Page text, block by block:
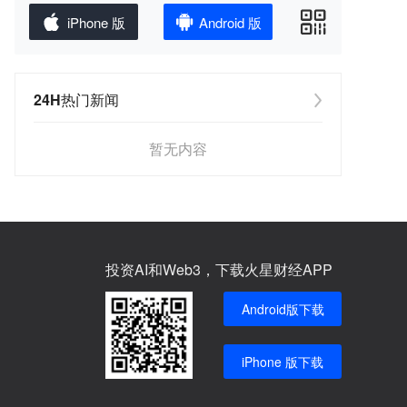
iPhone 版 Android 版
24H热门新闻
暂无内容
投资AI和Web3，下载火星财经APP
Android版下载
iPhone 版下载